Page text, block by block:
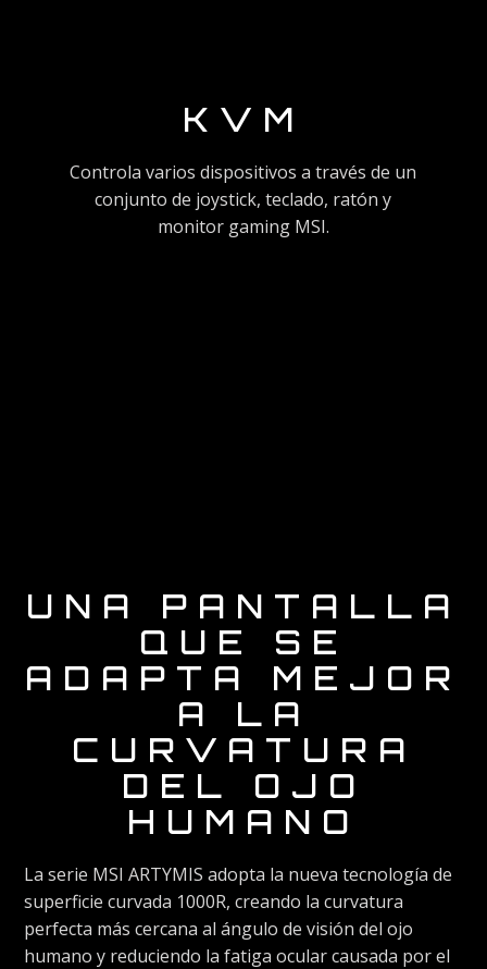
KVM
Controla varios dispositivos a través de un
conjunto de joystick, teclado, ratón y
monitor gaming MSI.
UNA PANTALLA
QUE SE
ADAPTA MEJOR
A LA
CURVATURA
DEL OJO
HUMANO
La serie MSI ARTYMIS adopta la nueva tecnología de
superficie curvada 1000R, creando la curvatura
perfecta más cercana al ángulo de visión del ojo
humano y reduciendo la fatiga ocular causada por el